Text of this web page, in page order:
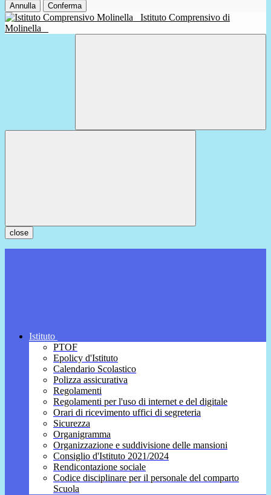
Annulla Conferma
Istituto Comprensivo di
Molinella
close
Istituto
PTOF
Epolicy d'Istituto
Calendario Scolastico
Polizza assicurativa
Regolamenti
Regolamenti per l'uso di internet e del digitale
Orari di ricevimento uffici di segreteria
Sicurezza
Organigramma
Organizzazione e suddivisione delle mansioni
Consiglio d'Istituto 2021/2024
Rendicontazione sociale
Codice disciplinare per il personale del comparto
Scuola